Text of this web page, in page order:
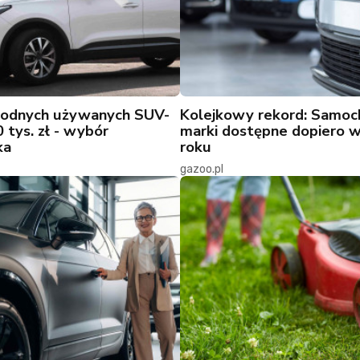
używanych SUV-
tys. zł - wybór
Kolejkowy rekord:
marki dostępne dopiero
roku
gazoo.pl